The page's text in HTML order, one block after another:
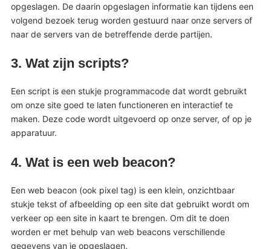
opgeslagen. De daarin opgeslagen informatie kan tijdens een
volgend bezoek terug worden gestuurd naar onze servers of
naar de servers van de betreffende derde partijen.
3. Wat zijn scripts?
Een script is een stukje programmacode dat wordt gebruikt
om onze site goed te laten functioneren en interactief te
maken. Deze code wordt uitgevoerd op onze server, of op je
apparatuur.
4. Wat is een web beacon?
Een web beacon (ook pixel tag) is een klein, onzichtbaar
stukje tekst of afbeelding op een site dat gebruikt wordt om
verkeer op een site in kaart te brengen. Om dit te doen
worden er met behulp van web beacons verschillende
gegevens van je opgeslagen.